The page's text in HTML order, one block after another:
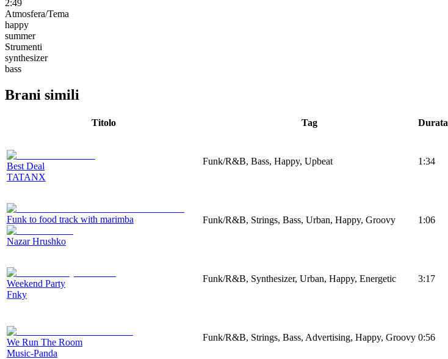
2:49
Atmosfera/Tema
happy
summer
Strumenti
synthesizer
bass
Brani simili
Titolo Tag Durata
Best Deal
TATANX
Funk/R&B, Bass, Happy, Upbeat 1:34
Funk to food track with marimba
Nazar Hrushko
Funk/R&B, Strings, Bass, Urban, Happy, Groovy 1:06
Weekend Party
Fnky
Funk/R&B, Synthesizer, Urban, Happy, Energetic 3:17
We Run The Room
Music-Panda
Funk/R&B, Strings, Bass, Advertising, Happy, Groovy 0:56